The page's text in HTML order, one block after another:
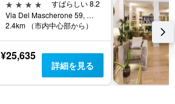
4つ星
すばらしい 8.2
Via Del Mascherone 59, ローマ, イタリア
2.4km （市内中心部から）
¥25,635
詳細を見る